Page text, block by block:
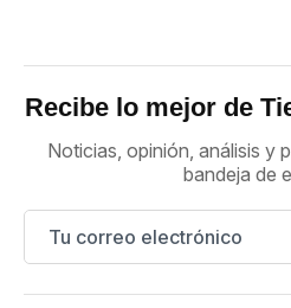
Recibe lo mejor de
Noticias, opinión, análisis y
bandeja de